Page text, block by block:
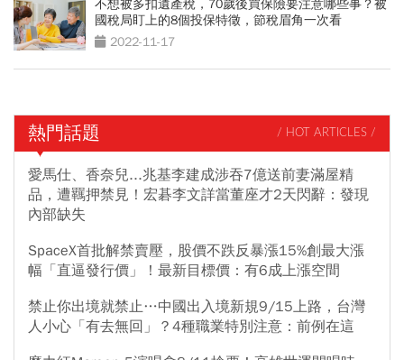
不想被多扣遺產稅，70歲後買保險要注意哪些事？被
國稅局盯上的8個投保特徵，節稅眉角一次看
2022-11-17
熱門話題 / HOT ARTICLES /
愛馬仕、香奈兒...兆基李建成涉吞7億送前妻滿屋精
品，遭羈押禁見！宏碁李文詳當董座才2天閃辭：發現
內部缺失
SpaceX首批解禁賣壓，股價不跌反暴漲15%創最大漲
幅「直逼發行價」！最新目標價：有6成上漲空間
禁止你出境就禁止…中國出入境新規9/15上路，台灣
人小心「有去無回」？4種職業特別注意：前例在這